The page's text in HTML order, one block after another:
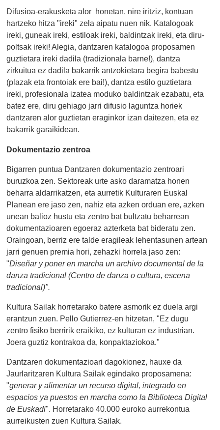
Difusioa-erakusketa alor honetan, nire iritziz, kontuan
hartzeko hitza "ireki" zela aipatu nuen nik. Katalogoak
ireki, guneak ireki, estiloak ireki, baldintzak ireki, eta diru-
poltsak ireki! Alegia, dantzaren katalogoa proposamen
guztietara ireki dadila (tradizionala barne!), dantza
zirkuitua ez dadila bakarrik antzokietara begira babestu
(plazak eta frontoiak ere bai!), dantza estilo guztietara
ireki, profesionala izatea moduko baldintzak ezabatu, eta
batez ere, diru gehiago jarri difusio laguntza horiek
dantzaren alor guztietan eraginkor izan daitezen, eta ez
bakarrik garaikidean.
Dokumentazio zentroa
Bigarren puntua Dantzaren dokumentazio zentroari
buruzkoa zen. Sektoreak urte asko daramatza honen
beharra aldarrikatzen, eta aurretik Kulturaren Euskal
Planean ere jaso zen, nahiz eta azken orduan ere, azken
unean balioz hustu eta zentro bat bultzatu beharrean
dokumentazioaren egoeraz azterketa bat bideratu zen.
Oraingoan, berriz ere talde eragileak lehentasunen artean
jarri genuen premia hori, zehazki horrela jaso zen:
"Diseñar y poner en marcha un archivo documental de la
danza tradicional (Centro de danza o cultura, escena
tradicional)".
Kultura Sailak horretarako batere asmorik ez duela argi
erantzun zuen. Pello Gutierrez-en hitzetan, "Ez dugu
zentro fisiko berririk eraikiko, ez kulturan ez industrian.
Joera guztiz kontrakoa da, konpaktaziokoa."
Dantzaren dokumentazioari dagokionez, hauxe da
Jaurlaritzaren Kultura Sailak egindako proposamena:
"generar y alimentar un recurso digital, integrado en
espacios ya puestos en marcha como la Biblioteca Digital
de Euskadi". Horretarako 40.000 euroko aurrekontua
aurreikusten zuen Kultura Sailak.